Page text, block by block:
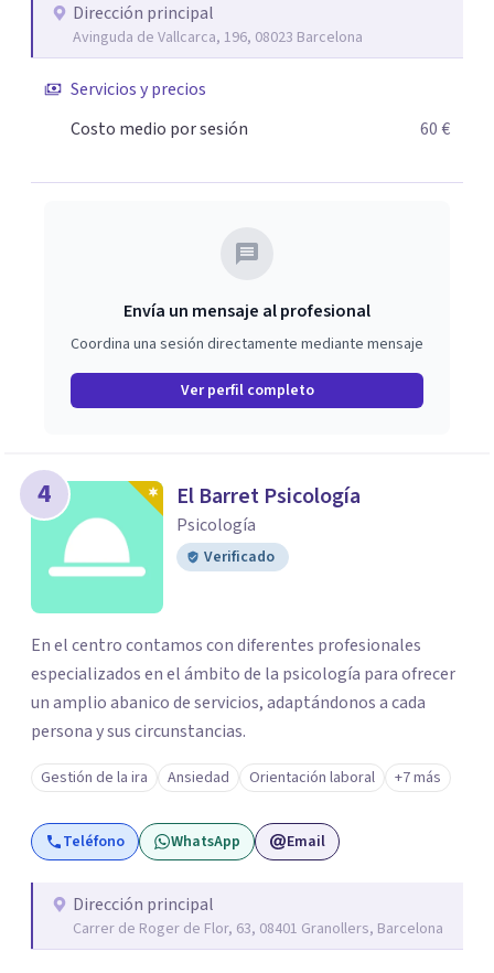
Dirección principal
Avinguda de Vallcarca, 196, 08023 Barcelona
Servicios y precios
Costo medio por sesión
60 €
Envía un mensaje al profesional
Coordina una sesión directamente mediante mensaje
Ver perfil completo
4 El Barret Psicología
Psicología
Verificado
En el centro contamos con diferentes profesionales
especializados en el ámbito de la psicología para ofrecer
un amplio abanico de servicios, adaptándonos a cada
persona y sus circunstancias.
Gestión de la ira Ansiedad Orientación laboral +7 más
Teléfono WhatsApp Email
Dirección principal
Carrer de Roger de Flor, 63, 08401 Granollers, Barcelona